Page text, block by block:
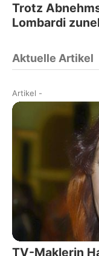
Trotz
Lombardi
Aktuelle Artikel
Artikel -
TV-Maklerin